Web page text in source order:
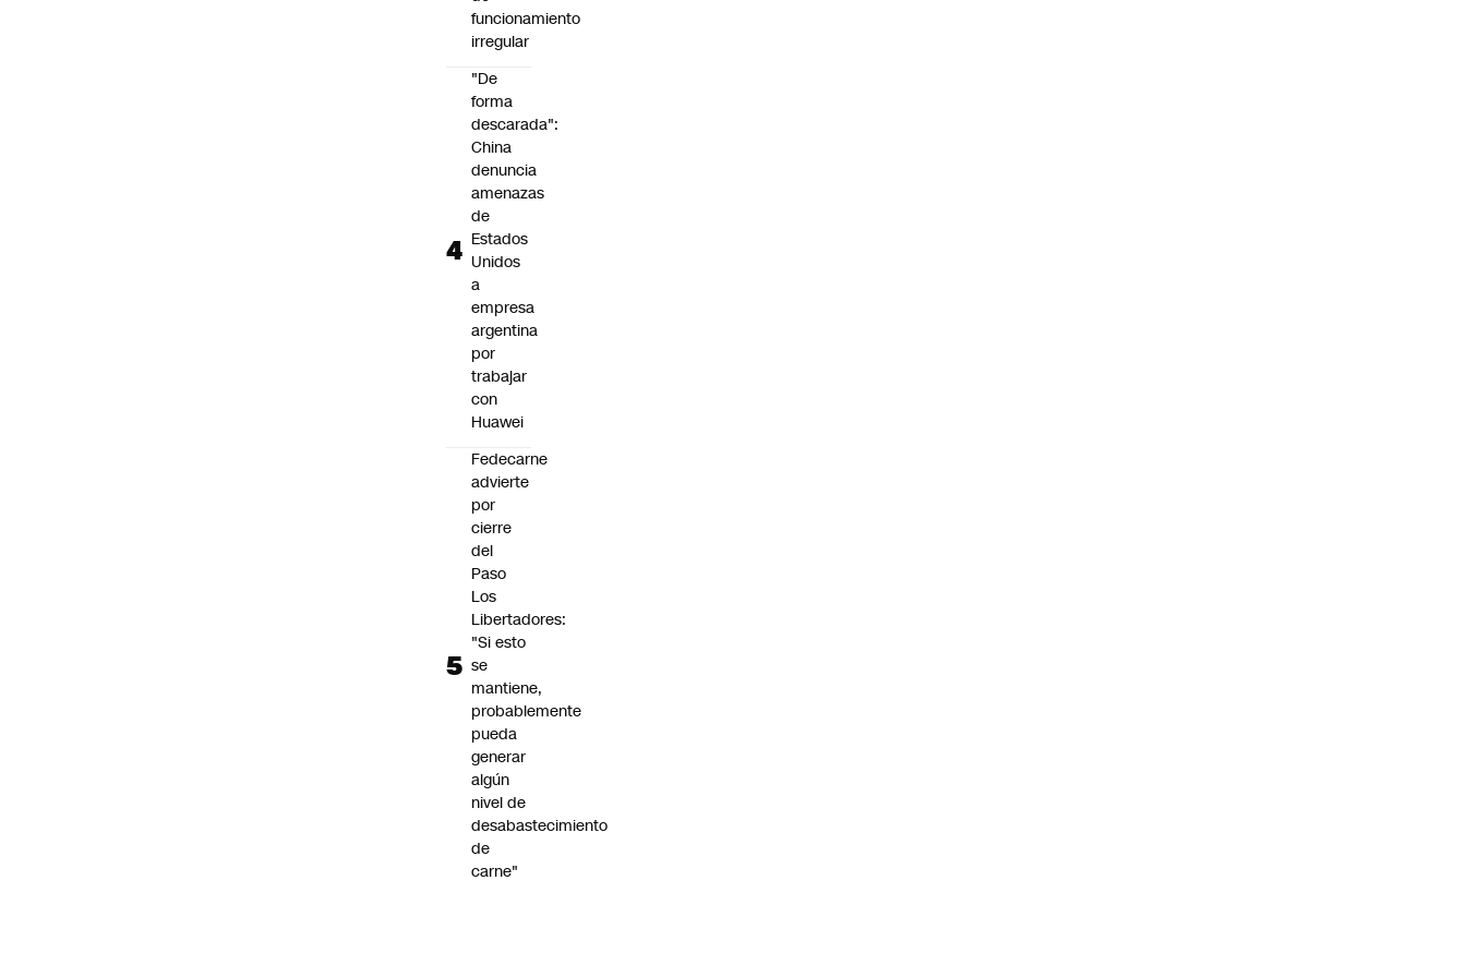
funcionamiento
irregular
"De
forma
descarada":
China
denuncia
amenazas
de
Estados
Unidos
a
empresa
argentina
por
trabajar
con
Huawei
Fedecarne
advierte
por
cierre
del
Paso
Los
Libertadores:
"Si esto
se
mantiene,
probablemente
pueda
generar
algún
nivel de
desabastecimiento
de
carne"